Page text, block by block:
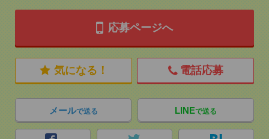
応募ページへ
気になる！ 電話応募
メールで送る LINEで送る